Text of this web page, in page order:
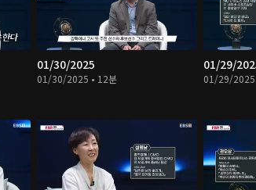
01/30/2025
01/30/2025 • 12분
01/29/
01/29/2025